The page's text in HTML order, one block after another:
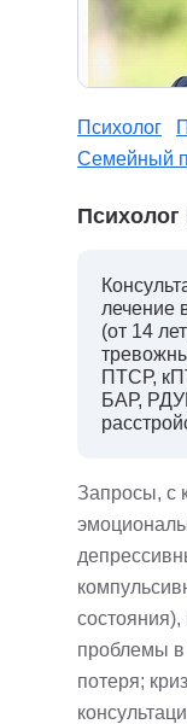
Психолог
Семейный
лечение
(от 14
ПТСР,
БАР,
Запросы, с
проблемы
потеря;